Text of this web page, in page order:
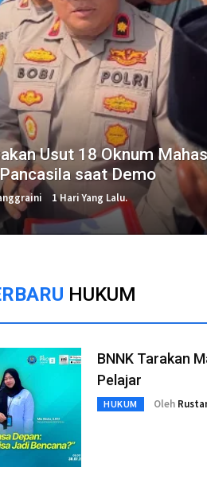
Usut 18 Oknum
saat Demo
1 Hari Yang Lalu.
HUKUM
BNNK Tarakan
Pelajar
HUKUM Oleh